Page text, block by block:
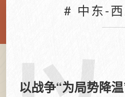
# 中东-
以战争“为局势降